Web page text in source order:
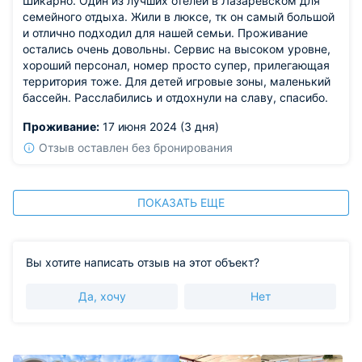
семейного отдыха. Жили в люксе, тк он самый большой
и отлично подходил для нашей семьи. Проживание
остались очень довольны. Сервис на высоком уровне,
хороший персонал, номер просто супер, прилегающая
территория тоже. Для детей игровые зоны, маленький
бассейн. Расслабились и отдохнули на славу, спасибо.
Проживание: 17 июня 2024 (3 дня)
Отзыв оставлен без бронирования
ПОКАЗАТЬ ЕЩЕ
Вы хотите написать отзыв на этот объект?
Да, хочу Нет